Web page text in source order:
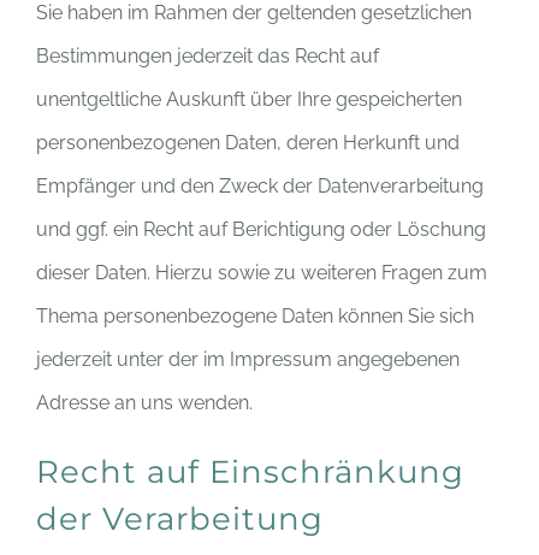
Sie haben im Rahmen der geltenden gesetzlichen
Bestimmungen jederzeit das Recht auf
unentgeltliche Auskunft über Ihre gespeicherten
personenbezogenen Daten, deren Herkunft und
Empfänger und den Zweck der Datenverarbeitung
und ggf. ein Recht auf Berichtigung oder Löschung
dieser Daten. Hierzu sowie zu weiteren Fragen zum
Thema personenbezogene Daten können Sie sich
jederzeit unter der im Impressum angegebenen
Adresse an uns wenden.
Recht auf Einschränkung
der Verarbeitung